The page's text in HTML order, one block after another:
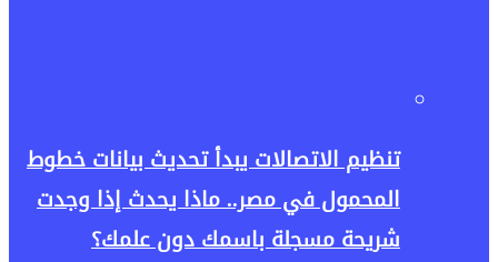
تنظيم الاتصالات يبدأ تحديث بيانات خطوط
المحمول في مصر.. ماذا يحدث إذا وجدت
شريحة مسجلة باسمك دون علمك؟